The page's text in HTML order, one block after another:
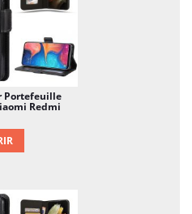
Portefeuille
Redmi